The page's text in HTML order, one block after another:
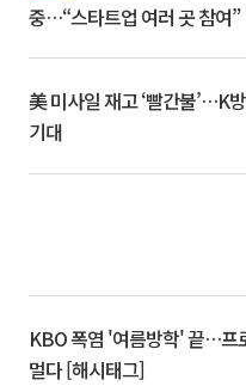
중…“스타트업 여러 곳 참여”
美 미사일 재고 ‘빨간불’…K
기대
KBO 폭염 '여름방학' 끝…프
멀다 [해시태그]